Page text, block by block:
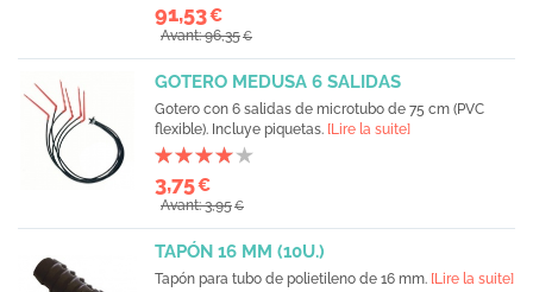
91,53€
Avant: 96,35€
GOTERO MEDUSA 6 SALIDAS
Gotero con 6 salidas de microtubo de 75 cm (PVC
flexible). Incluye piquetas. [Lire la suite]
3,75€
Avant: 3,95€
TAPÓN 16 MM (10U.)
Tapón para tubo de polietileno de 16 mm. [Lire la suite]